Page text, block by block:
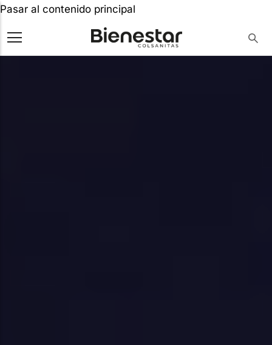
Pasar al contenido principal